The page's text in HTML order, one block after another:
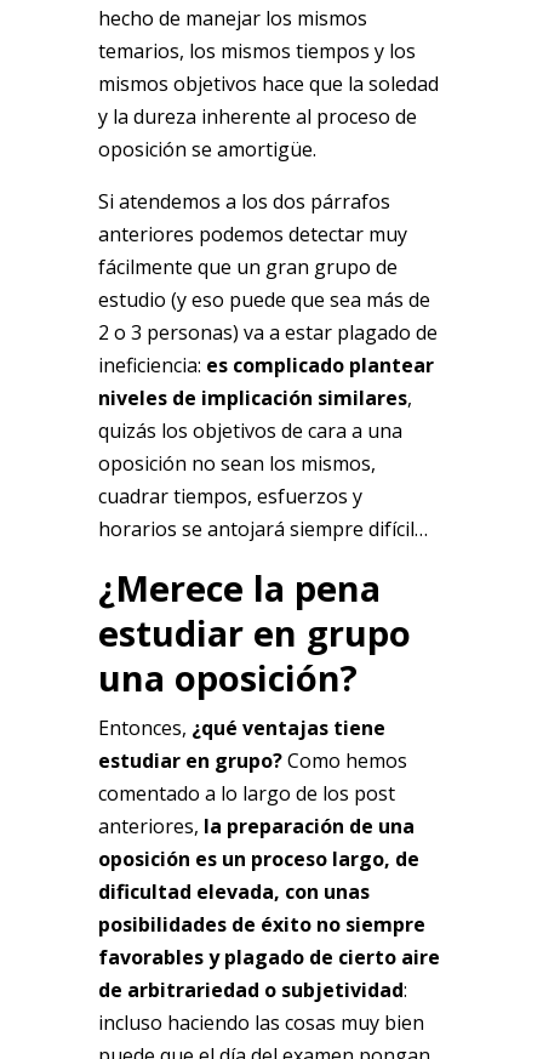
hecho de manejar los mismos
temarios, los mismos tiempos y los
mismos objetivos hace que la soledad
y la dureza inherente al proceso de
oposición se amortigüe.
Si atendemos a los dos párrafos
anteriores podemos detectar muy
fácilmente que un gran grupo de
estudio (y eso puede que sea más de
2 o 3 personas) va a estar plagado de
ineficiencia: es complicado plantear
niveles de implicación similares,
quizás los objetivos de cara a una
oposición no sean los mismos,
cuadrar tiempos, esfuerzos y
horarios se antojará siempre difícil…
¿Merece la pena
estudiar en grupo
una oposición?
Entonces, ¿qué ventajas tiene
estudiar en grupo?Como hemos
comentado a lo largo de los post
anteriores, la preparación de una
oposición es un proceso largo, de
dificultad elevada, con unas
posibilidades de éxito no siempre
favorables y plagado de cierto aire
de arbitrariedad o subjetividad:
incluso haciendo las cosas muy bien